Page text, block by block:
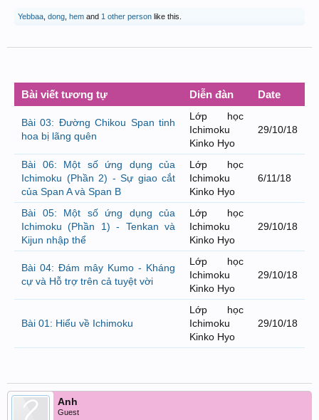
Yebbaa dong hem and 1 other person like this.
Bài viết tương tự Diễn đàn Date
Bài 03: Đường Chikou Span tinh
hoa bị lãng quên
Lớp học
Ichimoku
Kinko Hyo
29/10/18
Bài 06: Một số ứng dụng của
Ichimoku (Phần 2) - Sự giao cắt
của Span A và Span B
Lớp học
Ichimoku
Kinko Hyo
6/11/18
Bài 05: Một số ứng dụng của
Ichimoku (Phần 1) - Tenkan và
Kijun nhập thể
Lớp học
Ichimoku
Kinko Hyo
29/10/18
Bài 04: Đám mây Kumo - Kháng
cự và Hỗ trợ trên cả tuyệt vời
Lớp học
Ichimoku
Kinko Hyo
29/10/18
Bài 01: Hiểu về Ichimoku
Lớp học
Ichimoku
Kinko Hyo
29/10/18
Anh
Guest